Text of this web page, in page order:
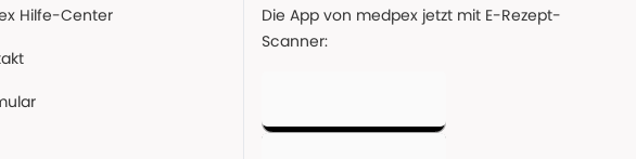
Hilfe-Center
Die App von medpex jetzt mit E-Rezept-
Scanner: